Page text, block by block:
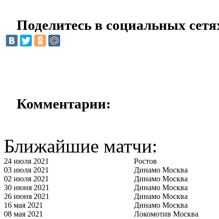
Поделитесь в социальных
Комментарии:
Ближайшие матчи:
24 июля 2021
Ростов
03 июля 2021
Динамо Москва
02 июля 2021
Динамо Москва
30 июня 2021
Динамо Москва
26 июня 2021
Динамо Москва
16 мая 2021
Динамо Москва
08 мая 2021
Локомотив Москва